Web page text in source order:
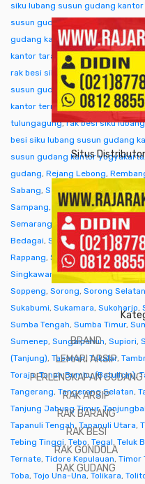
siku lubang susun gudang
susun gudang kantor tangjung
gudang kantor tanjungpinang,
kantor tarakan, rak besi siku
rak besi siku lubang susun
susun gudang kantor
kantor ternate tidore,rak besi
tulungagung,rak besi siku
besi siku lubang susun gudang
susun gudang kantor yogyakarta
gudang, Rejang Lebong,
Sabang, Sabu Raijua ,Salatiga,
Sampang, Sanggau,Sarmi,
Semarang
Seram Bagian Barat
Bedagai, Seruyan (Kuala
Rappang, Sidoarjo,Sigi,Sijunjung
Singkawang,Sinjai,Sintang,
Soppeng, Sorong, Sorong Selatan
Sukabumi, Sukamara, Sukoharjo,
Sumba Tengah, Sumba Timur,
Sumenep, Sungaipenuh, Supiori,
(Tanjung), Tabanan, Takalar,
Toraja,Tanah Bumbu (Batulicin),
Tangerang, Tangerang Selatan,
Tanjung Jabung Timur,
Tapanuli Tengah, Tapanuli Utara,
Tebing Tinggi, Tebo, Tegal, Teluk
Ternate, Tidore Kepulauan, Timor
Toba, Tojo Una-Una, Tolikara,
Situs Distributor
BRAND
LEMARI ARSIP
PERLENGKAPAN GUDANG
RAK ARSIP
RAK BARANG
RAK BESI
RAK GONDOLA
RAK GUDANG